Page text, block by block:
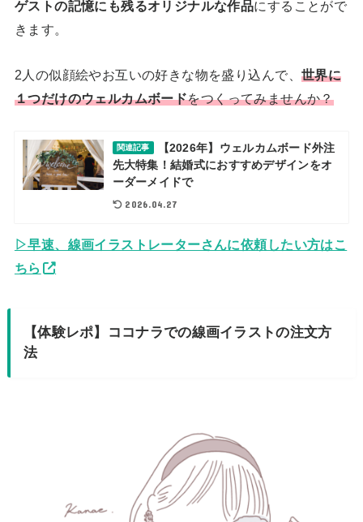
ゲストの記憶にも残るオリジナルな作品にすることがで
きます。
2人の似顔絵やお互いの好きな物を盛り込んで、 世界に
１つだけのウェルカムボードをつくってみませんか？
関連記事
【2026年】ウェルカムボード外注
先大特集！結婚式におすすめデザインをオ
ーダーメイドで
2026.04.27
▷早速、線画イラストレーターさんに依頼したい方はこ
ちら
【体験レポ】ココナラでの線画イラストの注文方
法